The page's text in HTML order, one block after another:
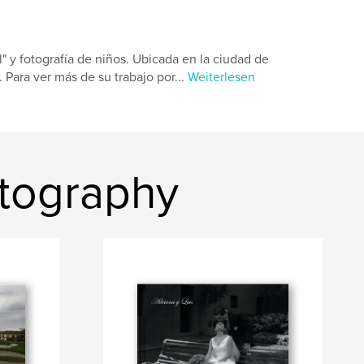
y fotografía de niños. Ubicada en la ciudad de
ver más de su trabajo por... Weiterlesen